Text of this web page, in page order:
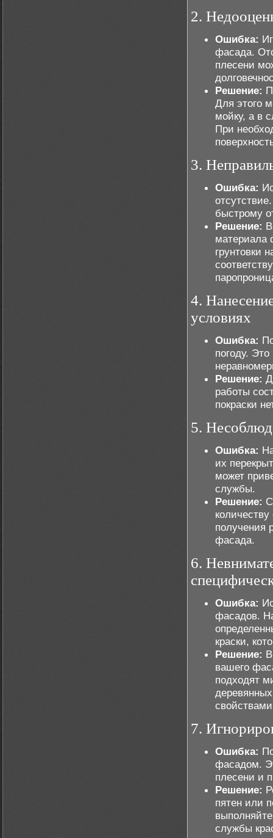
2.
Ошибка:
фасада.
плесени
Решение:
Для этого
мойку, а в
При
3.
Ошибка:
быстрому
Решение:
материала
грунтовки
4.
условиях
Ошибка:
погоду.
Решение:
работы
покраски
5.
Ошибка:
их
может
службы.
Решение:
получения
фасада.
6.
Ошибка:
фасадов.
краски,
Решение:
вашего
подходят
7.
Ошибка:
фасадом.
плесени и
Решение:
пятен или
службы